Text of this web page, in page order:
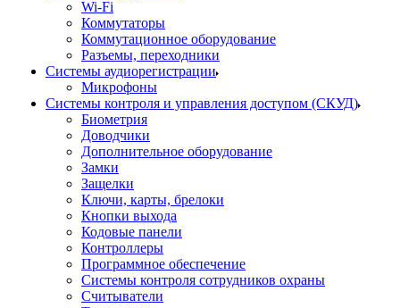
Wi-Fi
Коммутаторы
Коммутационное оборудование
Разъемы, переходники
Системы аудиорегистрации
Микрофоны
Системы контроля и управления доступом (СКУД)
Биометрия
Доводчики
Дополнительное оборудование
Замки
Защелки
Ключи, карты, брелоки
Кнопки выхода
Кодовые панели
Контроллеры
Программное обеспечение
Системы контроля сотрудников охраны
Считыватели